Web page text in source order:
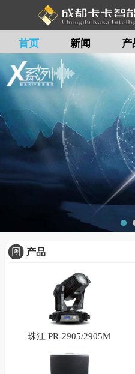
首页 新闻 产
留言
产品
珠江 PR-2905/2905M